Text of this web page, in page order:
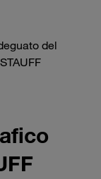
del